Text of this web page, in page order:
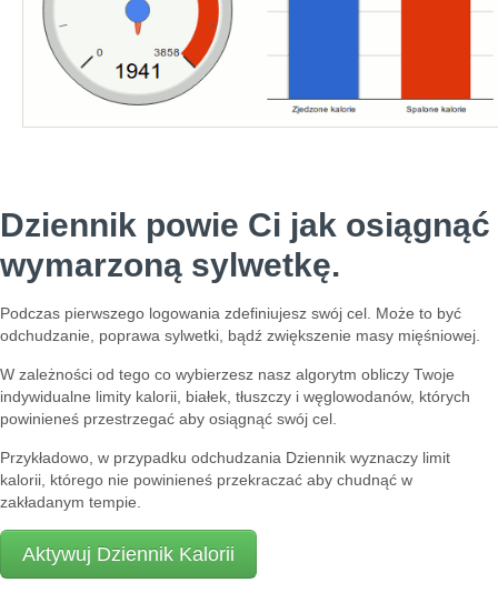
Dziennik powie Ci jak osiągnąć
wymarzoną sylwetkę.
Podczas pierwszego logowania zdefiniujesz swój cel. Może to być
odchudzanie, poprawa sylwetki, bądź zwiększenie masy mięśniowej.
W zależności od tego co wybierzesz nasz algorytm obliczy Twoje
indywidualne limity kalorii, białek, tłuszczy i węglowodanów, których
powinieneś przestrzegać aby osiągnąć swój cel.
Przykładowo, w przypadku odchudzania Dziennik wyznaczy limit
kalorii, którego nie powinieneś przekraczać aby chudnąć w
zakładanym tempie.
Aktywuj Dziennik Kalorii